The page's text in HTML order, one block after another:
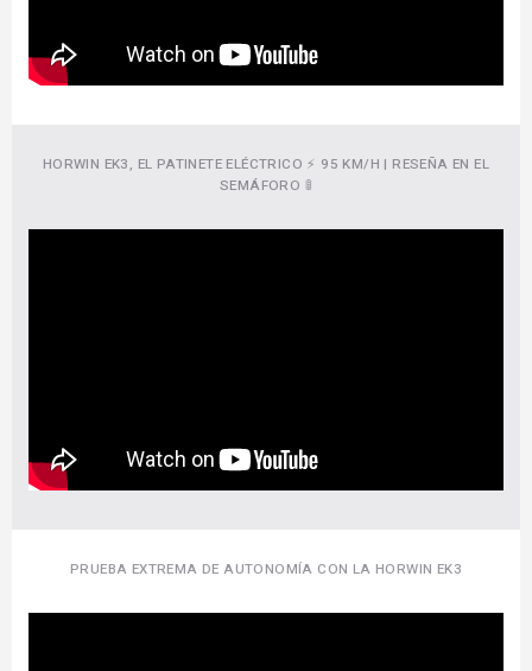
HORWIN EK3, EL PATINETE ELÉCTRICO ⚡ 95 KM/H | RESEÑA EN EL
SEMÁFORO 🚦
PRUEBA EXTREMA DE AUTONOMÍA CON LA HORWIN EK3